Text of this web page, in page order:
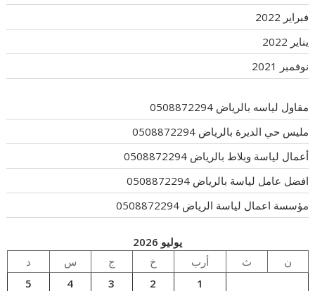
فبراير 2022
يناير 2022
نوفمبر 2021
مقاول لياسه بالرياض 0508872294
مليس حي الديرة بالرياض 0508872294
أعمال لياسة وبلاط بالرياض 0508872294
افضل عامل لياسة بالرياض 0508872294
مؤسسة اعمال لياسة الرياض 0508872294
يوليو 2026
ن
ث أرب خ ج س
د
1
2
3
4
5